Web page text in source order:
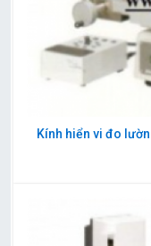
Kính hiển vi đo